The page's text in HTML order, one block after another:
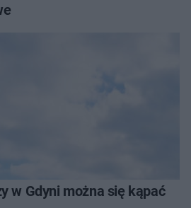
w Gdyni można się kąpać